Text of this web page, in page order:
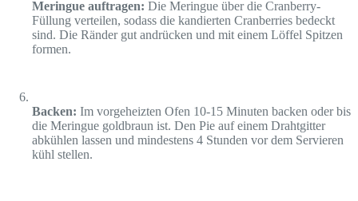
Meringue auftragen: Die Meringue über die Cranberry-
Füllung verteilen, sodass die kandierten Cranberries bedeckt
sind. Die Ränder gut andrücken und mit einem Löffel Spitzen
formen.
Backen: Im vorgeheizten Ofen 10-15 Minuten backen oder bis
die Meringue goldbraun ist. Den Pie auf einem Drahtgitter
abkühlen lassen und mindestens 4 Stunden vor dem Servieren
kühl stellen.